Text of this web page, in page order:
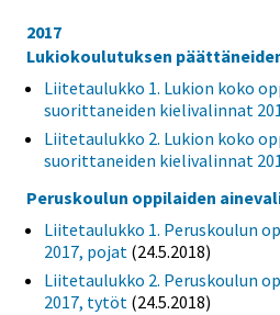
2017
Lukiokoulutuksen
Liitetaulukko 1. Lukion koko
suorittaneiden kielivalinnat
Liitetaulukko 2. Lukion koko
suorittaneiden kielivalinnat
Peruskoulun oppilaiden
Liitetaulukko 1. Peruskoulun
2017, pojat (24.5.2018)
Liitetaulukko 2. Peruskoulun
2017, tytöt (24.5.2018)